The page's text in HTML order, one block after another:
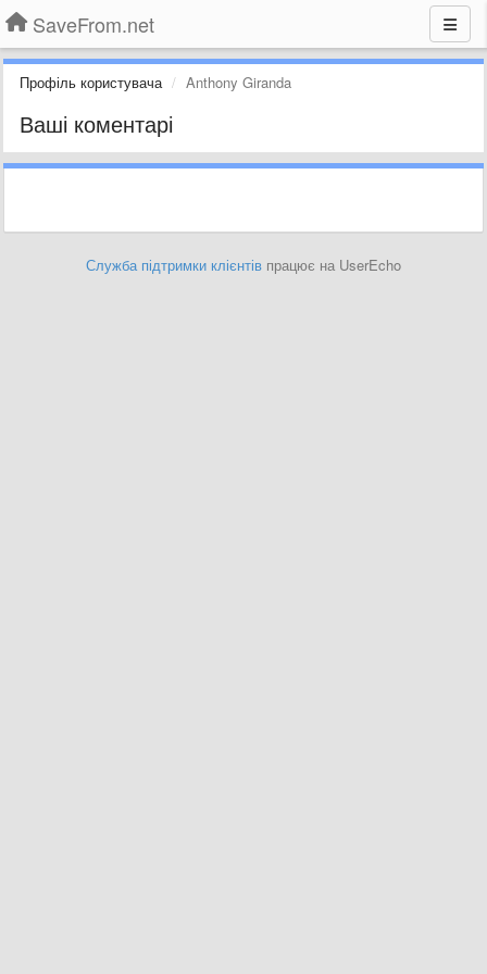
SaveFrom.net
Профіль користувача Anthony Giranda
Ваші коментарі
Служба підтримки клієнтів працює на UserEcho